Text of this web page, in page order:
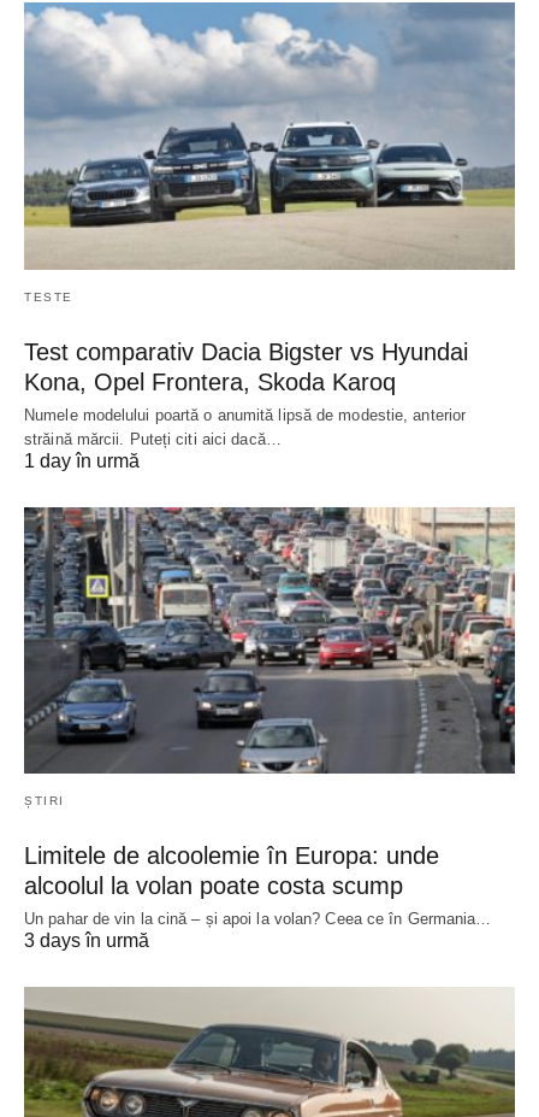
TESTE
Test comparativ Dacia Bigster vs Hyundai
Kona, Opel Frontera, Skoda Karoq
Numele modelului poartă o anumită lipsă de modestie, anterior
străină mărcii. Puteți citi aici dacă…
1 day în urmă
ȘTIRI
Limitele de alcoolemie în Europa: unde
alcoolul la volan poate costa scump
Un pahar de vin la cină – și apoi la volan? Ceea ce în Germania…
3 days în urmă